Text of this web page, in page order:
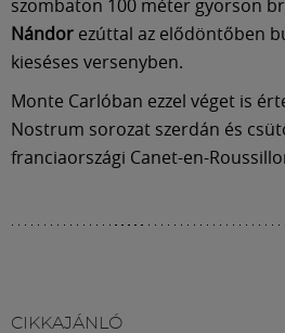
szombaton 100 méter gyorson
Nándor ezúttal az elődöntőben
kieséses versenyben.
Monte Carlóban ezzel véget is
Nostrum sorozat szerdán és
franciaországi Canet-en-
CIKKAJÁNLÓ